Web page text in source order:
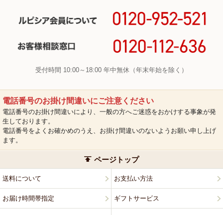
受付時間 10:00～18:00 年中無休（年末年始を除く）
電話番号のお掛け間違いにご注意ください
電話番号のお掛け間違いにより、一般の方へご迷惑をおかけする事象が発
生しております。
電話番号をよくお確かめのうえ、お掛け間違いのないようお願い申し上げ
ます。
ページトップ
送料について お支払い方法
お届け時間帯指定 ギフトサービス